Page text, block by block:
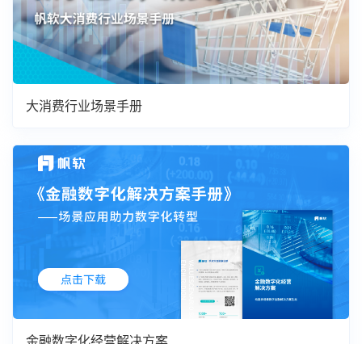
大消费行业场景手册